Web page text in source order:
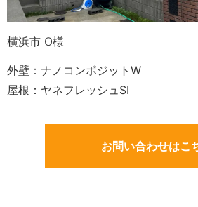
横浜市 O様
外壁：ナノコンポジットW
屋根：ヤネフレッシュSI
お問い合わせはこ